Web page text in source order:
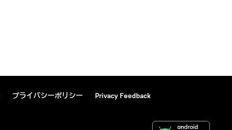
プライバシーポリシー Privacy Feedback